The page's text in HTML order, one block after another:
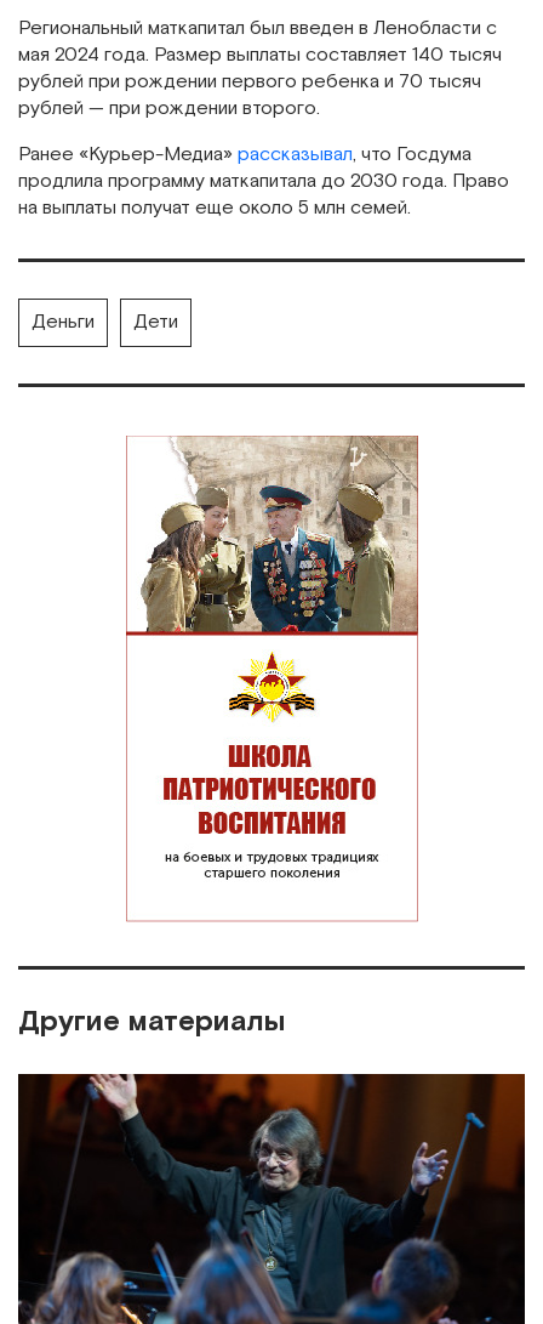
Региональный маткапитал был введен в Ленобласти с
мая 2024 года. Размер выплаты составляет 140 тысяч
рублей при рождении первого ребенка и 70 тысяч
рублей — при рождении второго.
Ранее «Курьер-Медиа» рассказывал, что Госдума
продлила программу маткапитала до 2030 года. Право
на выплаты получат еще около 5 млн семей.
Деньги Дети
Другие материалы